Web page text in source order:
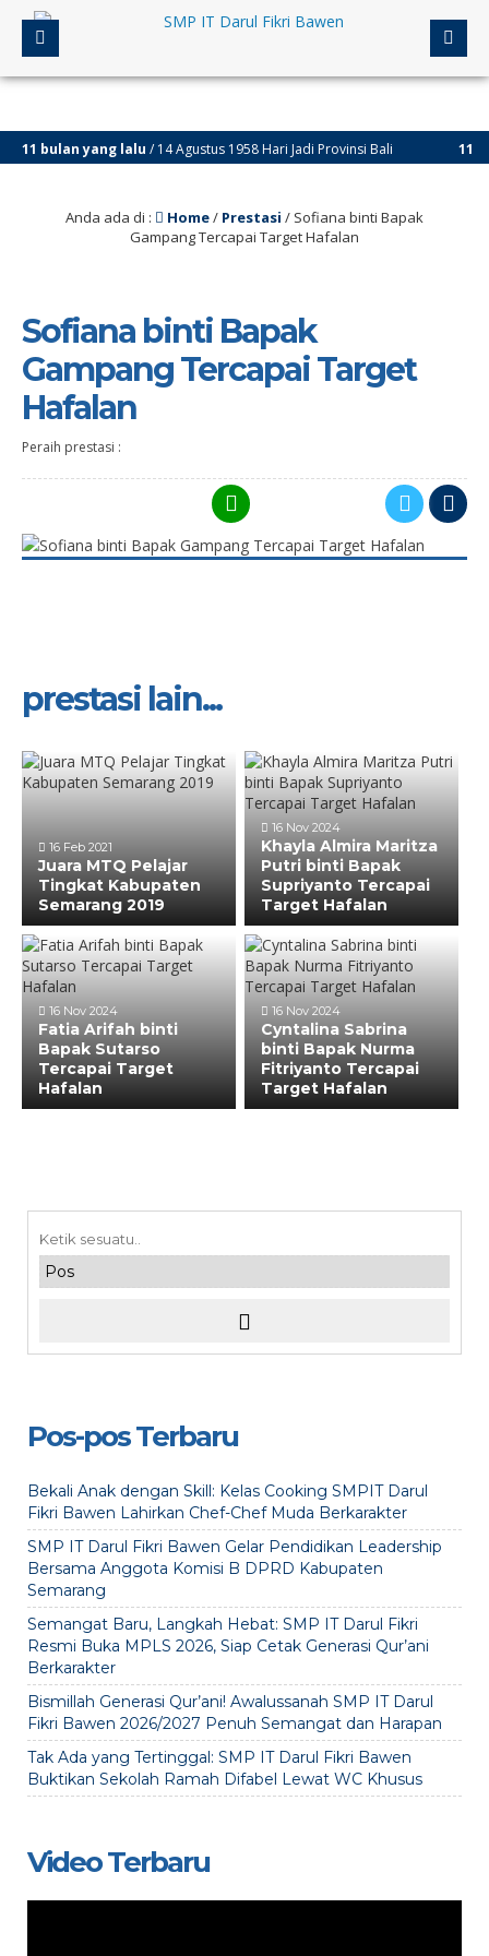
bulan yang lalu/ 14 Agustus 1958 Hari Jadi Provinsi Bali 11
Anda ada di : Home/ Prestasi / Sofiana binti Bapak
Gampang Tercapai Target Hafalan
Sofiana binti Bapak
Gampang Tercapai Target
Hafalan
Peraih prestasi :
prestasi lain...
16 Feb 2021
Juara MTQ Pelajar
Tingkat Kabupaten
Semarang 2019
16 Nov 2024
Khayla Almira Maritza
Putri binti Bapak
Supriyanto Tercapai
Target Hafalan
16 Nov 2024
Fatia Arifah binti
Bapak Sutarso
Tercapai Target
Hafalan
16 Nov 2024
Cyntalina Sabrina
binti Bapak Nurma
Fitriyanto Tercapai
Target Hafalan
Pos-pos Terbaru
Bekali Anak dengan Skill: Kelas Cooking SMPIT Darul
Fikri Bawen Lahirkan Chef-Chef Muda Berkarakter
SMP IT Darul Fikri Bawen Gelar Pendidikan Leadership
Bersama Anggota Komisi B DPRD Kabupaten
Semarang
Semangat Baru, Langkah Hebat: SMP IT Darul Fikri
Resmi Buka MPLS 2026, Siap Cetak Generasi Qur’ani
Berkarakter
Bismillah Generasi Qur’ani! Awalussanah SMP IT Darul
Fikri Bawen 2026/2027 Penuh Semangat dan Harapan
Tak Ada yang Tertinggal: SMP IT Darul Fikri Bawen
Buktikan Sekolah Ramah Difabel Lewat WC Khusus
Video Terbaru